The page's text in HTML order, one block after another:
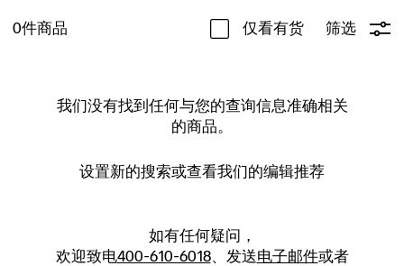
0件商品 仅看有货 筛选
我们没有找到任何与您的查询信息准确相关
的商品。
设置新的搜索或查看我们的编辑推荐
如有任何疑问，
欢迎致电400-610-6018、发送电子邮件或者